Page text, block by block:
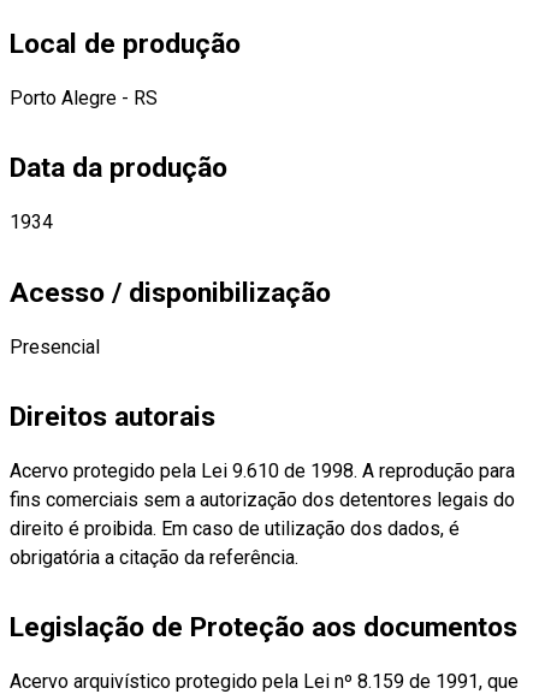
Local de produção
Porto Alegre - RS
Data da produção
1934
Acesso / disponibilização
Presencial
Direitos autorais
Acervo protegido pela Lei 9.610 de 1998. A reprodução para
fins comerciais sem a autorização dos detentores legais do
direito é proibida. Em caso de utilização dos dados, é
obrigatória a citação da referência.
Legislação de Proteção aos documentos
Acervo arquivístico protegido pela Lei nº 8.159 de 1991, que